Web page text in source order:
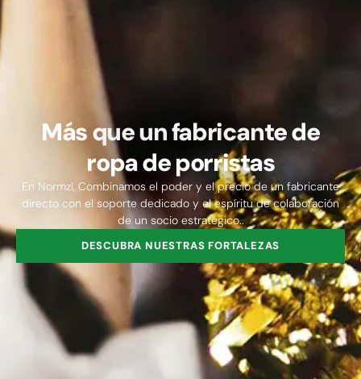
Más que un fabricante de
ropa de porristas
En Normzl, Combinamos el poder y el precio de un fabricante
directo con el soporte dedicado y el espíritu de colaboración
de un socio estratégico..
DESCUBRA NUESTRAS FORTALEZAS